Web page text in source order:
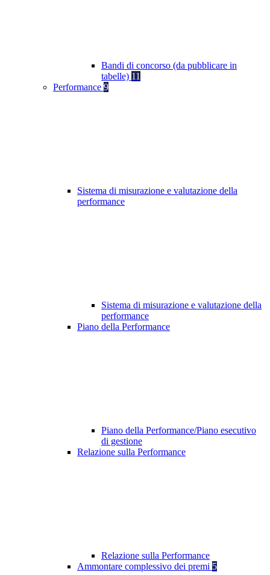
Bandi di concorso (da pubblicare in
tabelle) 11
Performance 9
Sistema di misurazione e valutazione della
performance
Sistema di misurazione e valutazione della
performance
Piano della Performance
Piano della Performance/Piano esecutivo
di gestione
Relazione sulla Performance
Relazione sulla Performance
Ammontare complessivo dei premi 5